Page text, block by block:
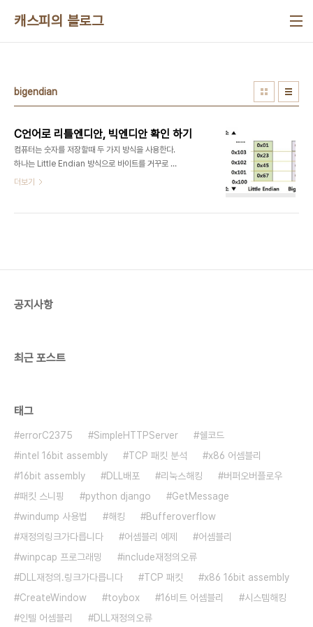
캐스피의 블로그
bigendian
C언어로 리틀엔디안, 빅엔디안 확인 하기
컴퓨터는 숫자를 저장할때 두 가지 방식을 사용한다.
하나는 Little Endian 방식으로 바이트를 거꾸로 넣
어서 저장하고 또 하나는 Big Endian 방식으로 바
(BigEndian)은 그 반대다. 리틀 엔디안(Little
더보기
공지사항
최근 포스트
태그
errorC2375 SimpleHTTPServer
쉘코드
intel 16bit assembly
TCP 패킷 분석
x86 어셈블리
16bit assembly
DLL배포 리눅스해킹
버퍼오버플로우
패킷 스니핑
python django
GetMessage
windump 사용법
해킹
Bufferoverflow
재정의링크가다릅니다
어셈블리 예제
어셈블리
winpcap 프로그래밍
include재정의오류
DLL재정의.링크가다릅니다
TCP 패킷
x86 16bit assembly
CreateWindow
toybox 16비트 어셈블리
시스템해킹
인텔 어셈블리
DLL재정의오류